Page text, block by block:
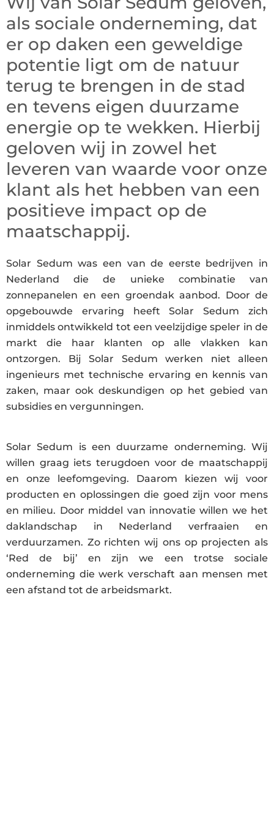
als sociale onderneming, dat
er op daken een geweldige
potentie ligt om de natuur
terug te brengen in de stad
en tevens eigen duurzame
energie op te wekken. Hierbij
geloven wij in zowel het
leveren van waarde voor onze
klant als het hebben van een
positieve impact op de
maatschappij.
Solar Sedum was een van de eerste bedrijven in
Nederland die de unieke combinatie van
zonnepanelen en een groendak aanbod. Door de
opgebouwde ervaring heeft Solar Sedum zich
inmiddels ontwikkeld tot een veelzijdige speler in de
markt die haar klanten op alle vlakken kan
ontzorgen. Bij Solar Sedum werken niet alleen
ingenieurs met technische ervaring en kennis van
zaken, maar ook deskundigen op het gebied van
subsidies en vergunningen.
Solar Sedum is een duurzame onderneming. Wij
willen graag iets terugdoen voor de maatschappij
en onze leefomgeving. Daarom kiezen wij voor
producten en oplossingen die goed zijn voor mens
en milieu. Door middel van innovatie willen we het
daklandschap in Nederland verfraaien en
verduurzamen. Zo richten wij ons op projecten als
‘Red de bij’ en zijn we een trotse sociale
onderneming die werk verschaft aan mensen met
een afstand tot de arbeidsmarkt.